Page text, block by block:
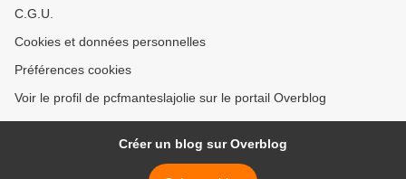
C.G.U.
Cookies et données personnelles
Préférences cookies
Voir le profil de pcfmanteslajolie sur le portail Overblog
Créer un blog sur Overblog